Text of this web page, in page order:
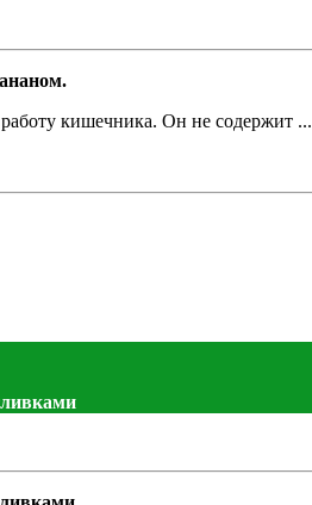
кишечника. Он не содержит ...